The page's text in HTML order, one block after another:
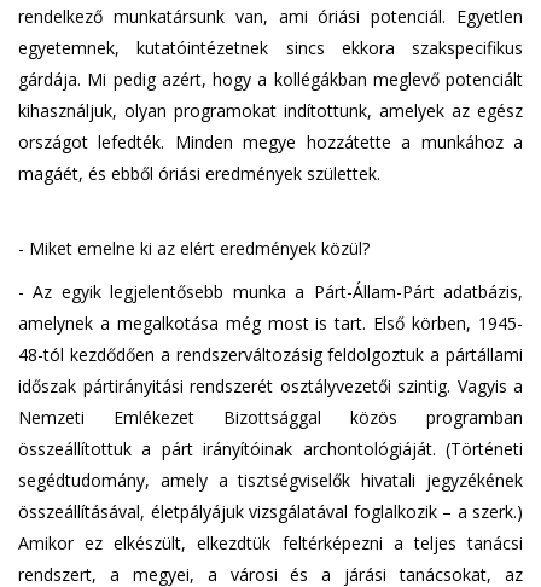
rendelkező munkatársunk van, ami óriási potenciál. Egyetlen
egyetemnek, kutatóintézetnek sincs ekkora szakspecifikus
gárdája. Mi pedig azért, hogy a kollégákban meglevő potenciált
kihasználjuk, olyan programokat indítottunk, amelyek az egész
országot lefedték. Minden megye hozzátette a munkához a
magáét, és ebből óriási eredmények születtek.
- Miket emelne ki az elért eredmények közül?
- Az egyik legjelentősebb munka a Párt-Állam-Párt adatbázis,
amelynek a megalkotása még most is tart. Első körben, 1945-
48-tól kezdődően a rendszerváltozásig feldolgoztuk a pártállami
időszak pártirányitási rendszerét osztályvezetői szintig. Vagyis a
Nemzeti Emlékezet Bizottsággal közös programban
összeállítottuk a párt irányítóinak archontológiáját. (Történeti
segédtudomány, amely a tisztségviselők hivatali jegyzékének
összeállításával, életpályájuk vizsgálatával foglalkozik – a szerk.)
Amikor ez elkészült, elkezdtük feltérképezni a teljes tanácsi
rendszert, a megyei, a városi és a járási tanácsokat, az